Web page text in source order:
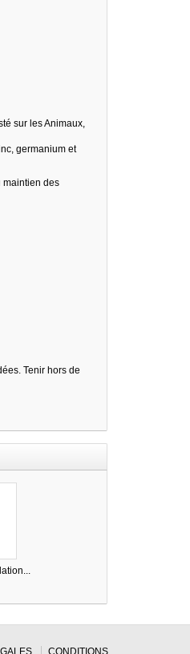
sur les Animaux,
germanium et
maintien des
Tenir hors de
CONDITIONS